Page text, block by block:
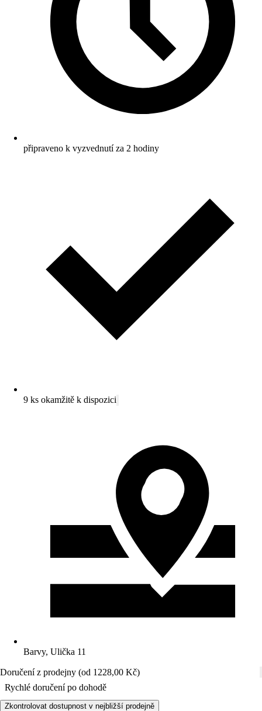
připraveno k vyzvednutí za 2 hodiny
9 ks okamžitě k dispozici
Barvy, Ulička 11
Doručení z prodejny (od 1228,00 Kč)
Rychlé doručení po dohodě
Zkontrolovat dostupnost v nejbližší prodejně